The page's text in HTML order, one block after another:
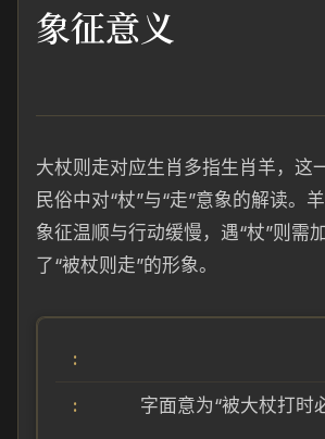
象征意义
大杖则走对应生肖多指生肖羊，这
民俗中对“杖”与“走”意象的解读。
象征温顺与行动缓慢，遇“杖”则需
了“被杖则走”的形象。
字面意为“被大杖打时